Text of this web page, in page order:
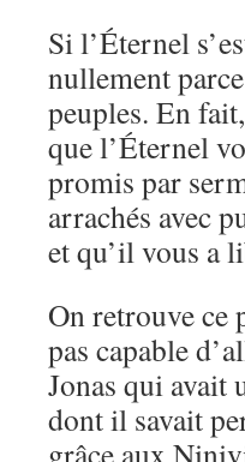
Si l’Éternel
nullement
peuples. En
que l’Éternel
promis par
arrachés avec
et qu’il vous a
On retrouve ce
pas capable
Jonas qui avait
dont il savait
grâce aux